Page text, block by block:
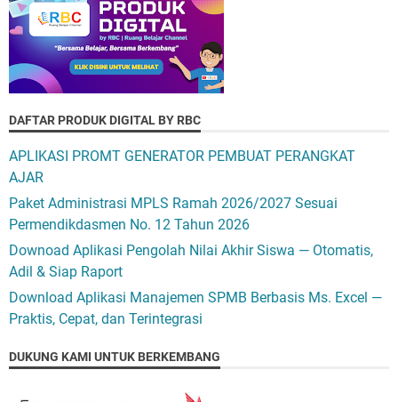
DAFTAR PRODUK DIGITAL BY RBC
APLIKASI PROMT GENERATOR PEMBUAT PERANGKAT
AJAR
Paket Administrasi MPLS Ramah 2026/2027 Sesuai
Permendikdasmen No. 12 Tahun 2026
Downoad Aplikasi Pengolah Nilai Akhir Siswa — Otomatis,
Adil & Siap Raport
Download Aplikasi Manajemen SPMB Berbasis Ms. Excel —
Praktis, Cepat, dan Terintegrasi
DUKUNG KAMI UNTUK BERKEMBANG